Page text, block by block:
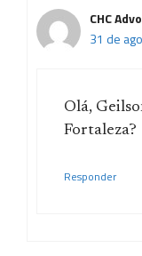
CHC
31 de
Olá,
Fortaleza?
Responder